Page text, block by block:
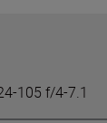
105 f/4-7.1